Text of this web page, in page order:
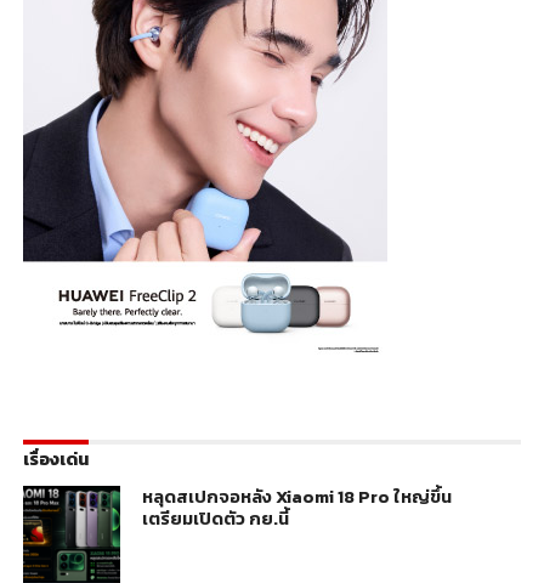
เรื่องเด่น
หลุดสเปกจอหลัง Xiaomi 18 Pro ใหญ่ขึ้น
เตรียมเปิดตัว กย.นี้